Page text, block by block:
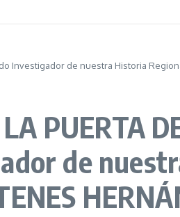
Investigador de nuestra Historia
PUERTA
de